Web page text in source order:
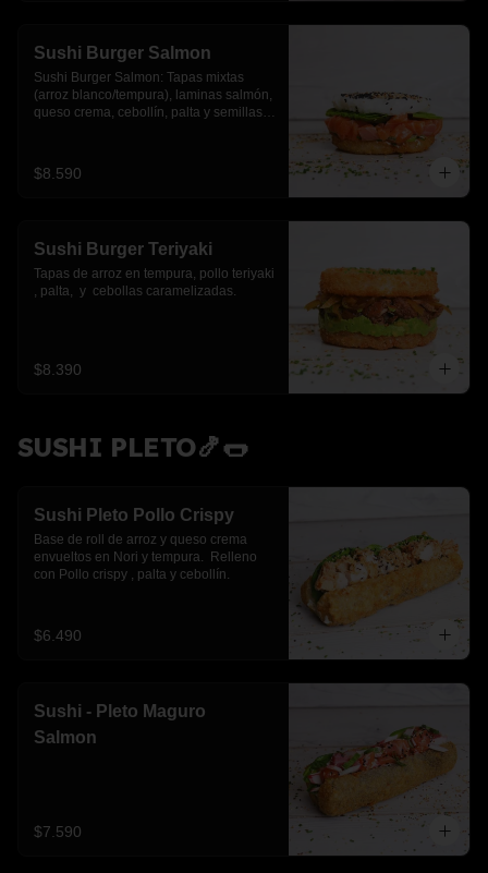
Sushi Burger Salmon
Sushi Burger Salmon: Tapas mixtas
(arroz blanco/tempura), laminas salmón,
queso crema, cebollín, palta y semillas
$8.590
Sushi Burger Teriyaki
Tapas de arroz en tempura, pollo teriyaki
, palta,  y  cebollas caramelizadas.
$8.390
SUSHI PLETO🍤🌭
Sushi Pleto Pollo Crispy
Base de roll de arroz y queso crema
envueltos en Nori y tempura.  Relleno
con Pollo crispy , palta y cebollín.
$6.490
Sushi - Pleto Maguro
Salmon
$7.590